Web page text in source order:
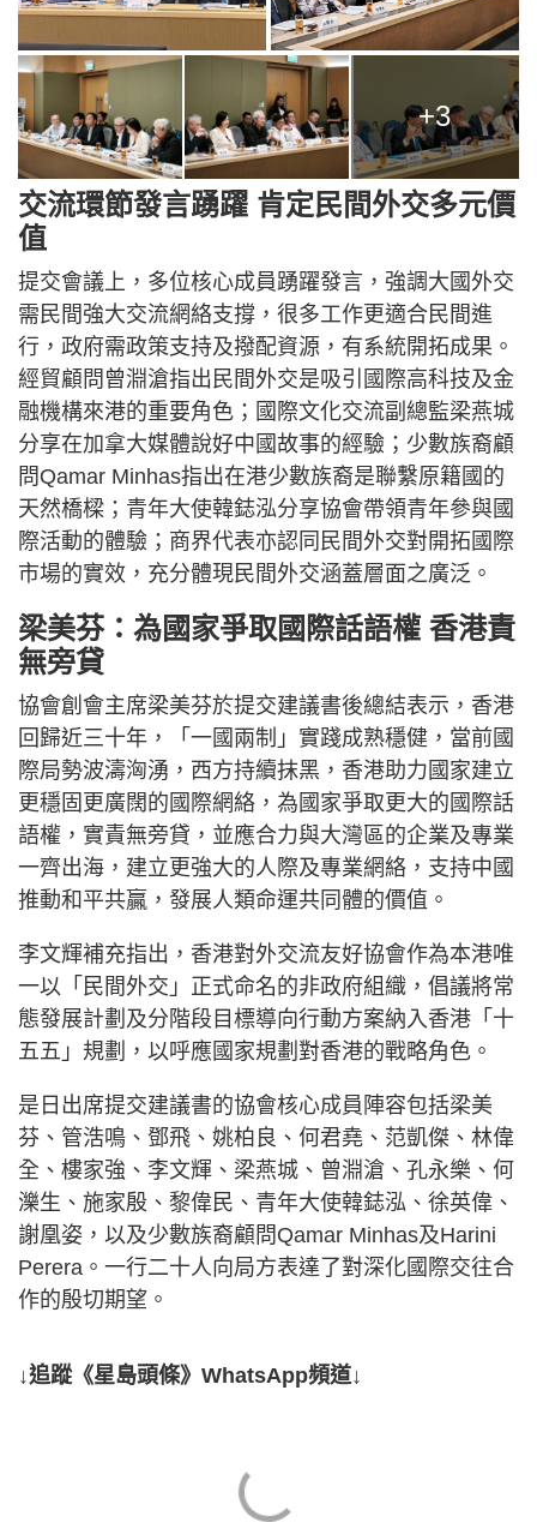
+3
交流環節發言踴躍 肯定民間外交多元價
值
提交會議上，多位核心成員踴躍發言，強調大國外交
需民間強大交流網絡支撐，很多工作更適合民間進
行，政府需政策支持及撥配資源，有系統開拓成果。
經貿顧問曾淵滄指出民間外交是吸引國際高科技及金
融機構來港的重要角色；國際文化交流副總監梁燕城
分享在加拿大媒體說好中國故事的經驗；少數族裔顧
問Qamar Minhas指出在港少數族裔是聯繫原籍國的
天然橋樑；青年大使韓鋕泓分享協會帶領青年參與國
際活動的體驗；商界代表亦認同民間外交對開拓國際
市場的實效，充分體現民間外交涵蓋層面之廣泛。
梁美芬：為國家爭取國際話語權 香港責
無旁貸
協會創會主席梁美芬於提交建議書後總結表示，香港
回歸近三十年，「一國兩制」實踐成熟穩健，當前國
際局勢波濤洶湧，西方持續抹黑，香港助力國家建立
更穩固更廣闊的國際網絡，為國家爭取更大的國際話
語權，實責無旁貸，並應合力與大灣區的企業及專業
一齊出海，建立更強大的人際及專業網絡，支持中國
推動和平共贏，發展人類命運共同體的價值。
李文輝補充指出，香港對外交流友好協會作為本港唯
一以「民間外交」正式命名的非政府組織，倡議將常
態發展計劃及分階段目標導向行動方案納入香港「十
五五」規劃，以呼應國家規劃對香港的戰略角色。
是日出席提交建議書的協會核心成員陣容包括梁美
芬、管浩鳴、鄧飛、姚柏良、何君堯、范凱傑、林偉
全、樓家強、李文輝、梁燕城、曾淵滄、孔永樂、何
濼生、施家殷、黎偉民、青年大使韓鋕泓、徐英偉、
謝凰姿，以及少數族裔顧問Qamar Minhas及Harini
Perera。一行二十人向局方表達了對深化國際交往合
作的殷切期望。
↓追蹤《星島頭條》WhatsApp頻道↓